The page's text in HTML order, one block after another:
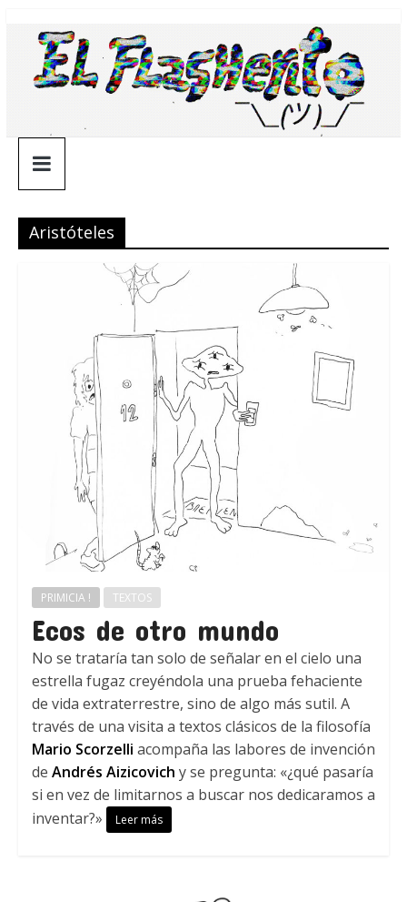
contenido
¯\_(ツ)_/
¯
Aristóteles
PRIMICIA ! TEXTOS
Ecos de otro mundo
No se trataría tan solo de señalar en el cielo una
estrella fugaz creyéndola una prueba fehaciente
de vida extraterrestre, sino de algo más sutil. A
través de una visita a textos clásicos de la filosofía
Mario Scorzelli acompaña las labores de invención
de Andrés Aizicovich y se pregunta: «¿qué pasaría
si en vez de limitarnos a buscar nos dedicaramos a
inventar?»
Leer más